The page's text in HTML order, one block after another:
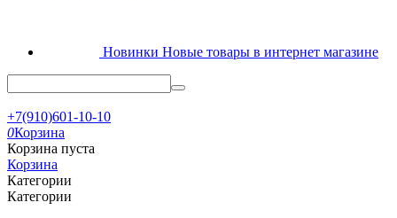
Новинки Новые товары в интернет магазине
+7(910)601-10-10
0Корзина
Корзина пуста
Корзина
Категории
Категории